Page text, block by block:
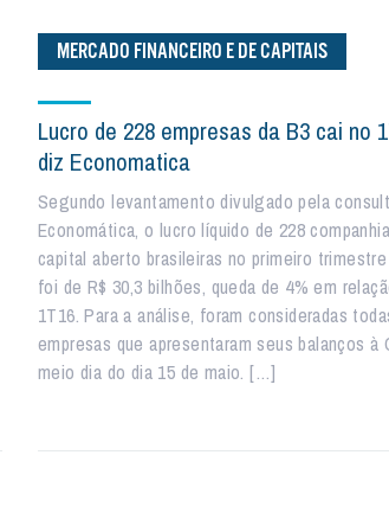
MERCADO FINANCEIRO E DE CAPITAIS
Lucro de 228 empresas da B3 cai no
diz Economatica
Segundo levantamento divulgado pela
Economática, o lucro líquido de 228
capital aberto brasileiras no primeiro
foi de R$ 30,3 bilhões, queda de 4% em
1T16. Para a análise, foram consideradas
empresas que apresentaram seus balanços à
meio dia do dia 15 de maio. […]